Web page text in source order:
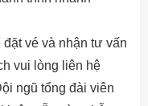
vé và nhận tư vấn
vui lòng liên hệ
ngũ tổng đài viên